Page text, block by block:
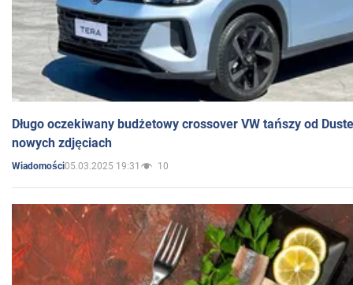
Długo oczekiwany budżetowy crossover VW tańszy od
nowych zdjęciach
Wiadomości05.03.2025 19:31 10